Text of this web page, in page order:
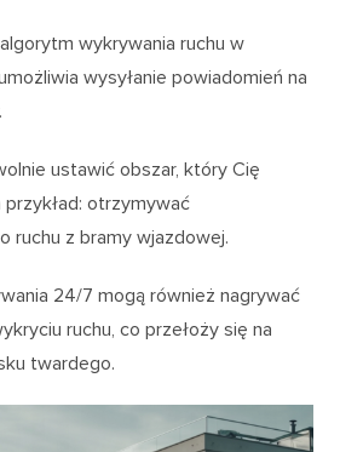
wykrywania ruchu w
wysyłanie powiadomień na
ustawić obszar, który Cię
otrzymywać
ruchu z bramy wjazdowej.
24/7 mogą również nagrywać
ruchu, co przełoży się na
twardego.